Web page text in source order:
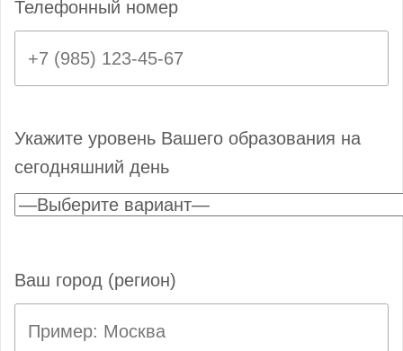
Телефонный номер
Укажите уровень Вашего образования на
сегодняшний день
Ваш город (регион)